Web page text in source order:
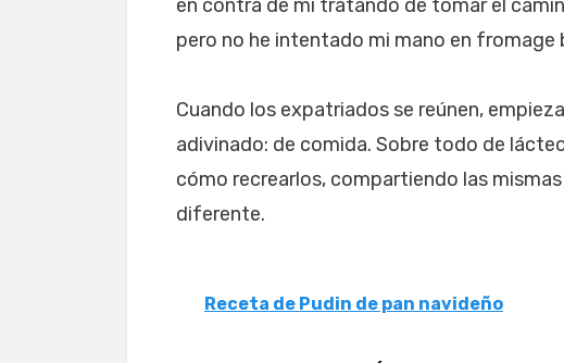
en contra de mí tratando de tomar el
pero no he intentado mi mano en fromage
Cuando los expatriados se reúnen,
adivinado: de comida. Sobre todo de
cómo recrearlos, compartiendo las
diferente.
Receta de Pudin de pan navideño